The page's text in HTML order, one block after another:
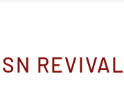
REVIVAL